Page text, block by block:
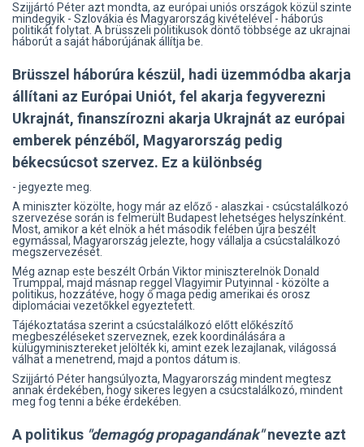
Szijjártó Péter azt mondta, az európai uniós országok közül szinte
mindegyik - Szlovákia és Magyarország kivételével - háborús
politikát folytat. A brüsszeli politikusok döntő többsége az ukrajnai
háborút a saját háborújának állítja be.
Brüsszel háborúra készül, hadi üzemmódba akarja
állítani az Európai Uniót, fel akarja fegyverezni
Ukrajnát, finanszírozni akarja Ukrajnát az európai
emberek pénzéből, Magyarország pedig
békecsúcsot szervez. Ez a különbség
- jegyezte meg.
A miniszter közölte, hogy már az előző - alaszkai - csúcstalálkozó
szervezése során is felmerült Budapest lehetséges helyszínként.
Most, amikor a két elnök a hét második felében újra beszélt
egymással, Magyarország jelezte, hogy vállalja a csúcstalálkozó
megszervezését.
Még aznap este beszélt Orbán Viktor miniszterelnök Donald
Trumppal, majd másnap reggel Vlagyimir Putyinnal - közölte a
politikus, hozzátéve, hogy ő maga pedig amerikai és orosz
diplomáciai vezetőkkel egyeztetett.
Tájékoztatása szerint a csúcstalálkozó előtt előkészítő
megbeszéléseket szerveznek, ezek koordinálására a
külügyminisztereket jelölték ki, amint ezek lezajlanak, világossá
válhat a menetrend, majd a pontos dátum is.
Szijjártó Péter hangsúlyozta, Magyarország mindent megtesz
annak érdekében, hogy sikeres legyen a csúcstalálkozó, mindent
meg fog tenni a béke érdekében.
A politikus "demagóg propagandának"nevezte azt